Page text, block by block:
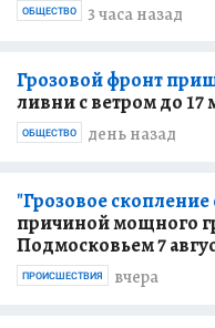
3 часа назад
ОБЩЕСТВО
Грозовой фронт
ливни с ветром до 17
день назад
ОБЩЕСТВО
"Грозовое скопление
причиной мощного
Подмосковьем 7
вчера
ПРОИСШЕСТВИЯ